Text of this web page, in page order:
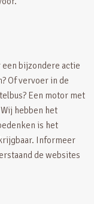
een bijzondere actie
Of vervoer in de
Een motor met
hebben het
is het
Informeer
de websites